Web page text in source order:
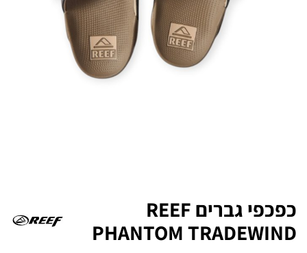
כפכפי גברים REEF
PHANTOM TRADEWIND